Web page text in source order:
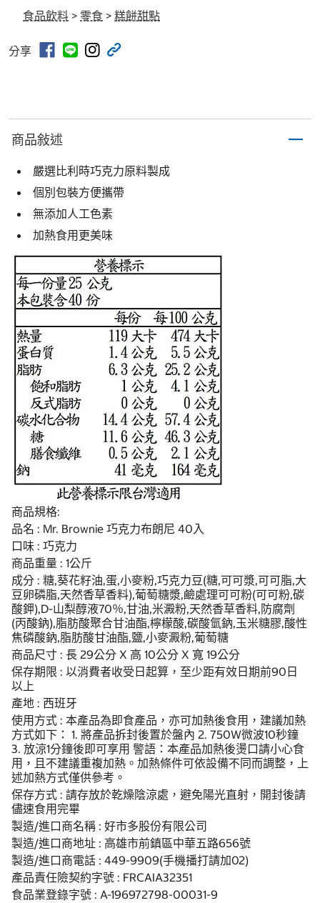
食品飲料 > 零食 > 糕餅甜點
分享
商品敍述
嚴選比利時巧克力原料製成
個別包裝方便攜帶
無添加人工色素
加熱食用更美味
商品規格:
品名 : Mr. Brownie 巧克力布朗尼 40入
口味 : 巧克力
商品重量 : 1公斤
成分 : 糖,葵花籽油,蛋,小麥粉,巧克力豆(糖,可可漿,可可脂,大
豆卵磷脂,天然香草香料),葡萄糖漿,鹼處理可可粉(可可粉,碳
酸鉀),D-山梨醇液70％,甘油,米澱粉,天然香草香料,防腐劑
(丙酸鈉),脂肪酸聚合甘油酯,檸檬酸,碳酸氫鈉,玉米糖膠,酸性
焦磷酸鈉,脂肪酸甘油酯,鹽,小麥澱粉,葡萄糖
商品尺寸 : 長 29公分 X 高 10公分 X 寬 19公分
保存期限 : 以消費者收受日起算，至少距有效日期前90日
以上
產地 : 西班牙
使用方式 : 本產品為即食產品，亦可加熱後食用，建議加熱
方式如下： 1. 將產品拆封後置於盤內 2. 750W微波10秒鐘
3. 放涼1分鐘後即可享用 警語：本產品加熱後燙口請小心食
用，且不建議重複加熱。加熱條件可依設備不同而調整，上
述加熱方式僅供參考。
保存方式 : 請存放於乾燥陰涼處，避免陽光直射，開封後請
儘速食用完畢
製造/進口商名稱 : 好市多股份有限公司
製造/進口商地址 : 高雄市前鎮區中華五路656號
製造/進口商電話 : 449-9909(手機播打請加02)
產品責任險契約字號 : FRCAIA32351
食品業登錄字號 : A-196972798-00031-9